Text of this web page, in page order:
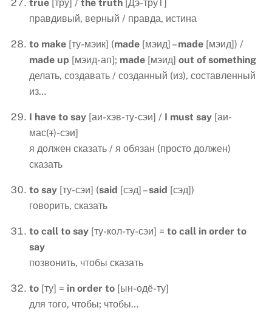
true [тру] / the truth [Дэ-труТ]
правдивый, верный / правда, истина
to make [ту-мэик] (made [мэид] –made [мэид]) /
made up [мэид-ап]; made [мэид] out of something
делать, создавать / созданный (из), составленный
из…
I have to say [аи-хэв-ту-сэи] / I must say [аи-
мас(т)-сэи]
я должен сказать / я обязан (просто должен)
сказать
to say [ту-сэи] (said [сэд] –said [сэд])
говорить, сказать
to call to say [ту-кол-ту-сэи] = to call in order to
say
позвонить, чтобы сказать
to [ту] = in order to [ын-одё-ту]
для того, чтобы; чтобы…